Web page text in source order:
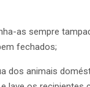
as sempre
fechados;
dos animais